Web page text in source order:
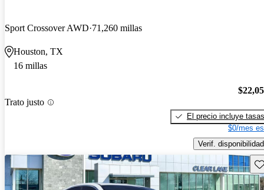
Sport Crossover AWD 71,260 millas
Houston, TX
16 millas
Trato justo
El precio incluye tasas
$0/mes
Verif. disponibilidad